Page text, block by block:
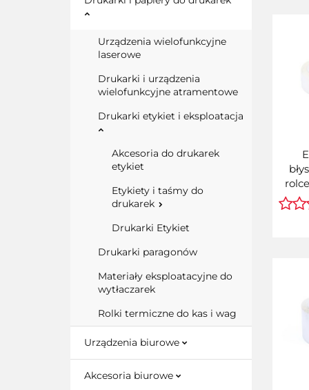
Urządzenia wielofunkcyjne
laserowe
Drukarki i urządzenia
wielofunkcyjne atramentowe
Drukarki etykiet i eksploatacja
Akcesoria do drukarek
etykiet
Etykiety i taśmy do
drukarek
Drukarki Etykiet
Drukarki paragonów
Materiały eksploatacyjne do
wytłaczarek
Rolki termiczne do kas i wag
Urządzenia biurowe
Akcesoria biurowe